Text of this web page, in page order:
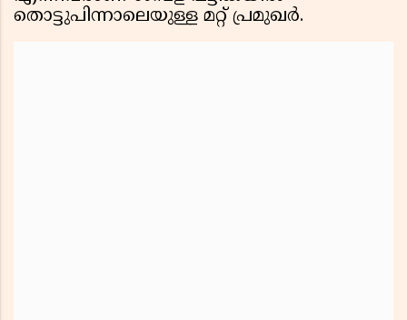
തൊട്ടുപിന്നാലെയുള്ള മറ്റ് പ്രമുഖർ.